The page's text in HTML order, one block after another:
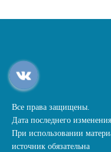
Все права защищены.
Дата последнего
При использовании
источник обязательна